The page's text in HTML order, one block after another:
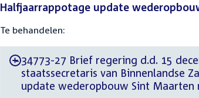
Halfjaarrappotage update
Te behandelen:
-34773-27 Brief regering d.d. 15
staatssecretaris van Binnenlandse
update wederopbouw Sint Maarten